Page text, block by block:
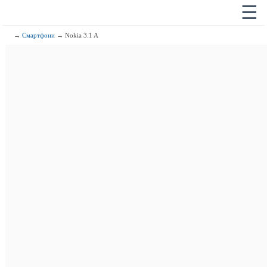
☰
→Смартфони → Nokia 3.1 A